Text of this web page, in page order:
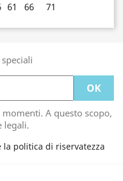
61 66 71
A questo scopo,
legali.
politica di riservatezza